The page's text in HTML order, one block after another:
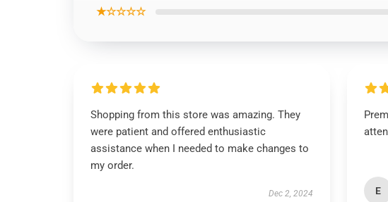
★☆☆☆☆
Shopping from this store was amazing. They
were patient and offered enthusiastic
assistance when I needed to make changes to
my order.
Dec 2, 2024 E